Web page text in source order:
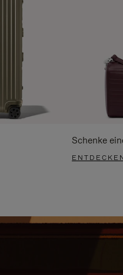
Schenke